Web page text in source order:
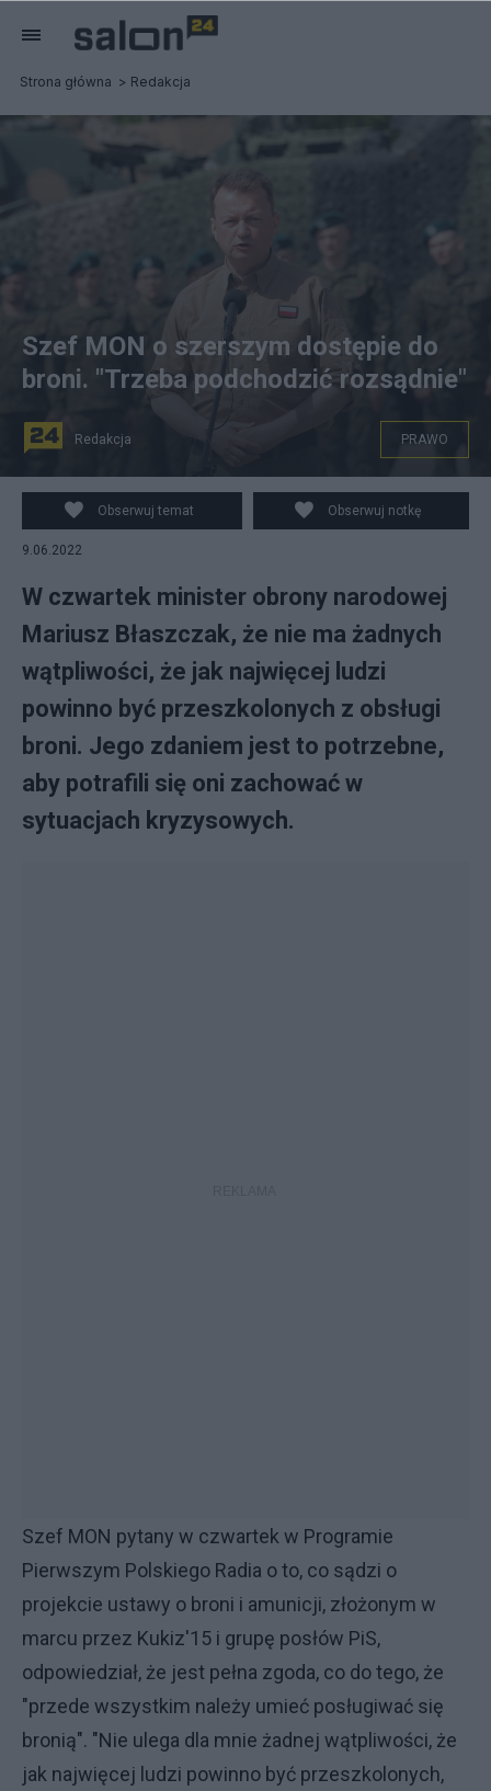
Strona główna Redakcja
W czwartek minister obrony narodowej Mariusz
Błaszczak, że nie ma żadnych wątpliwości, że jak
najwięcej ludzi powinno być przeszkolonych z obsługi
broni. Fot. PAP/Tomasz Waszczuk
Szef MON o szerszym dostępie do
broni. "Trzeba podchodzić rozsądnie"
Redakcja PRAWO
Obserwuj temat Obserwuj notkę
9.06.2022
W czwartek minister obrony narodowej
Mariusz Błaszczak, że nie ma żadnych
wątpliwości, że jak najwięcej ludzi
powinno być przeszkolonych z obsługi
broni. Jego zdaniem jest to potrzebne,
aby potrafili się oni zachować w
sytuacjach kryzysowych.
Szef MON pytany w czwartek w Programie
Pierwszym Polskiego Radia o to, co sądzi o
projekcie ustawy o broni i amunicji, złożonym w
marcu przez Kukiz'15 i grupę posłów PiS,
odpowiedział, że jest pełna zgoda, co do tego, że
"przede wszystkim należy umieć posługiwać się
bronią". "Nie ulega dla mnie żadnej wątpliwości, że
jak najwięcej ludzi powinno być przeszkolonych,